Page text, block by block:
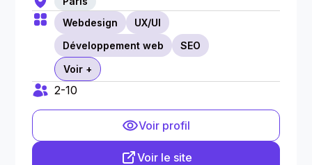
Webdesign
UX/UI
Développement web
SEO
Voir +
2-10
Voir profil
Voir le site